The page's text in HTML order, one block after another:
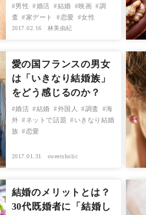
男性 婚活 結婚 映画
調
査
家デート 恋愛 女性
2017.02.16 林美由紀
愛の国フランスの男女
は「いきなり結婚族」
をどう感じるのか？
婚活 結婚 外国人 調査
海
外
ネットで話題
いきなり結婚
族
恋愛
2017.01.31 sweetsholic
結婚のメリットとは？
30代既婚者に「結婚し